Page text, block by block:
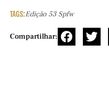
TAGS:Edição 53 Spfw
Compartilhar: